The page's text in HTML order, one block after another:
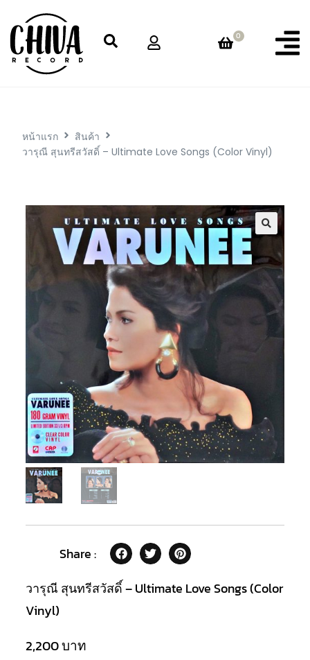
0
หน้าแรก
สินค้า
วารุณี สุนทรีสวัสดิ์ – Ultimate Love Songs (Color Vinyl)
Share :
วารุณี สุนทรีสวัสดิ์ – Ultimate Love Songs (Color
Vinyl)
2,200บาท